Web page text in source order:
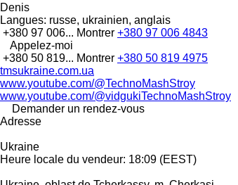
Denis
Langues: russe, ukrainien, anglais
+380 97 006... Montrer +380 97 006 4843
Appelez-moi
+380 50 819... Montrer +380 50 819 4975
tmsukraine.com.ua
www.youtube.com/@TechnoMashStroy
www.youtube.com/@vidgukiTechnoMashStroy
Demander un rendez-vous
Adresse
Ukraine
Heure locale du vendeur: 18:09 (EEST)